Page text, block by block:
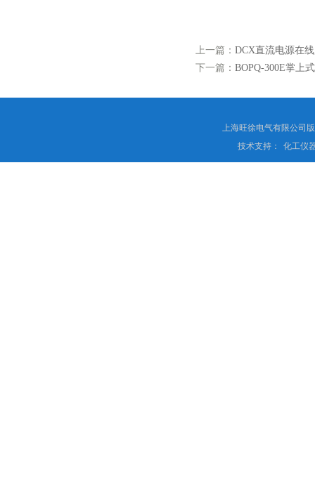
上一篇： DCX直流电源在
下一篇： BOPQ-300E掌上
上海旺徐电气有限公司
技术支持：
化工仪